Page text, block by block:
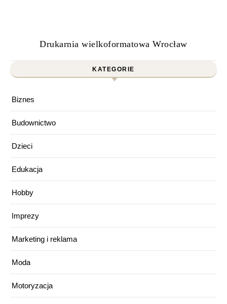
Drukarnia wielkoformatowa Wrocław
KATEGORIE
Biznes
Budownictwo
Dzieci
Edukacja
Hobby
Imprezy
Marketing i reklama
Moda
Motoryzacja